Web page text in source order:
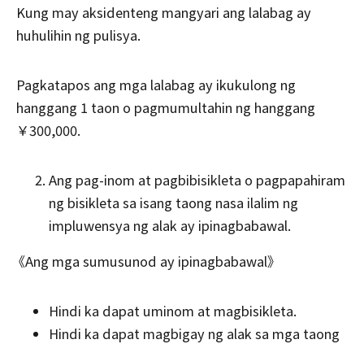
Kung may aksidenteng mangyari ang lalabag ay
huhulihin ng pulisya.
Pagkatapos ang mga lalabag ay ikukulong ng
hanggang 1 taon o pagmumultahin ng hanggang
￥300,000.
Ang pag-inom at pagbibisikleta o pagpapahiram
ng bisikleta sa isang taong nasa ilalim ng
impluwensya ng alak ay ipinagbabawal.
《Ang mga sumusunod ay ipinagbabawal》
Hindi ka dapat uminom at magbisikleta.
Hindi ka dapat magbigay ng alak sa mga taong